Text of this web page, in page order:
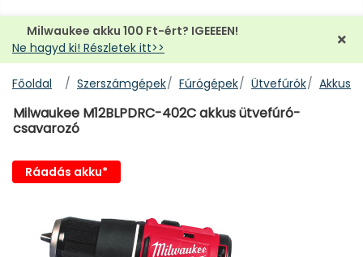
Milwaukee akku 100 Ft-ért? IGEEEEN!
Ne hagyd ki! Részletek itt>>
Főoldal Szerszámgépek Fúrógépek Ütvefúrók Akkus
Milwaukee M12BLPDRC-402C akkus ütvefúró-
csavarozó
Ráadás akku*